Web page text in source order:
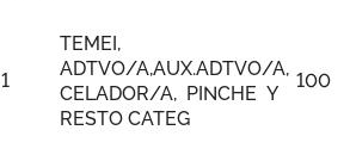
1
TEMEI,
ADTVO/A,AUX.ADTVO/A,
CELADOR/A, PINCHE Y
RESTO CATEG
100